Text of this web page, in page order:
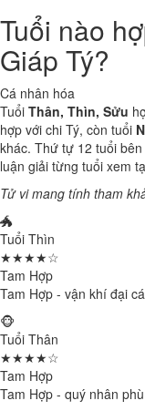
Tuổi nào
Giáp Tý?
Cá nhân hóa
Tuổi Thân, Thìn, Sửu
hợp với chi Tý, còn tuổi
khác. Thứ tự 12 tuổi
luận giải từng tuổi xem
Tử vi mang tính tham
🐲
Tuổi Thìn
★★★★☆
Tam Hợp
Tam Hợp - vận khí đại
🐵
Tuổi Thân
★★★★☆
Tam Hợp
Tam Hợp - quý nhân